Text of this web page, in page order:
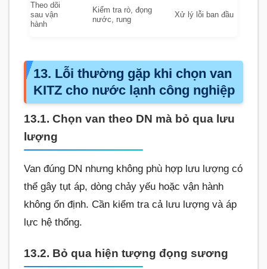
Theo dõi
sau vận
hành
Kiểm tra rò, đọng
nước, rung
Xử lý lỗi ban đầu
13. Lỗi thường gặp khi chọn van
KITZ cho nước lạnh công nghiệp
13.1. Chọn van theo DN mà bỏ qua lưu
lượng
Van đúng DN nhưng không phù hợp lưu lượng có
thể gây tụt áp, dòng chảy yếu hoặc vận hành
không ổn định. Cần kiểm tra cả lưu lượng và áp
lực hệ thống.
13.2. Bỏ qua hiện tượng đọng sương